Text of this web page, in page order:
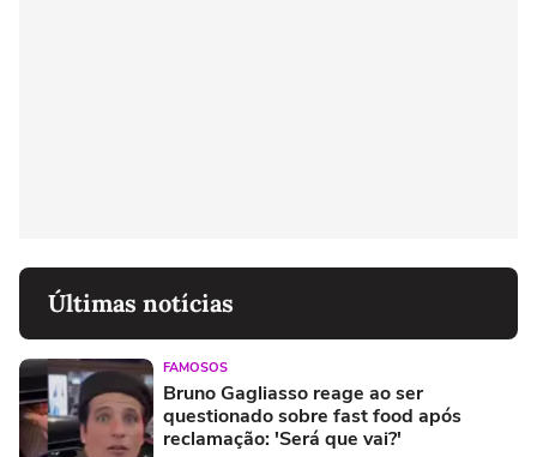
Últimas notícias
FAMOSOS
Bruno Gagliasso reage ao ser
questionado sobre fast food após
reclamação: 'Será que vai?'